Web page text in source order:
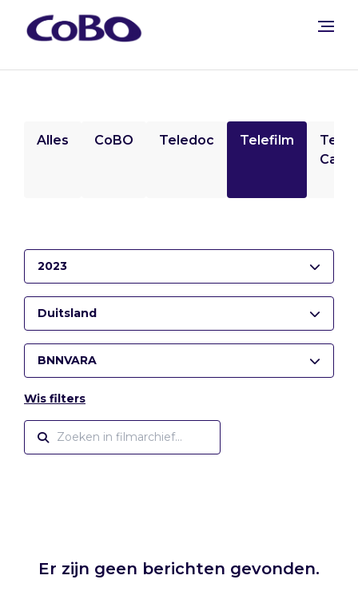
Alles CoBO Teledoc Telefilm
2023
Duitsland
BNNVARA
Wis filters
Er zijn geen berichten gevonden.